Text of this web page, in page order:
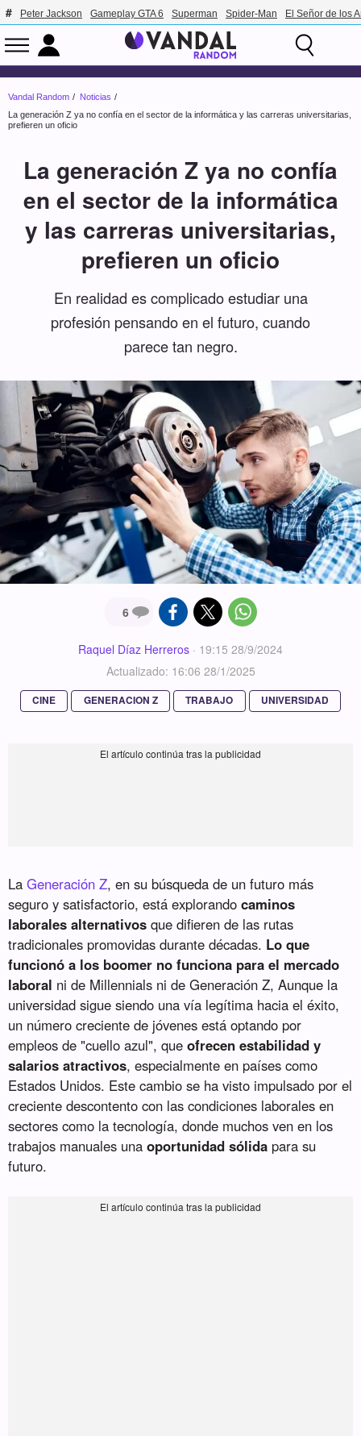
Peter Jackson Gameplay GTA 6 Superman Spider-Man El Señor de los
Vandal Random
Noticias
La generación Z ya no confía en el sector de la informática y las carreras universitarias,
prefieren un oficio
La generación Z ya no confía
en el sector de la informática
y las carreras universitarias,
prefieren un oficio
En realidad es complicado estudiar una
profesión pensando en el futuro, cuando
parece tan negro.
6
Raquel Díaz Herreros · 19:15 28/9/2024
Actualizado: 16:06 28/1/2025
CINE GENERACION Z TRABAJO UNIVERSIDAD
LaGeneración Z, en su búsqueda de un futuro más
seguro y satisfactorio, está explorandocaminos
laborales alternativos que difieren de las rutas
tradicionales promovidas durante décadas. Lo que
funcionó a los boomer no funciona para el mercado
laboral ni de Millennials ni de Generación Z, Aunque la
universidad sigue siendo una vía legítima hacia el éxito,
un número creciente de jóvenes está optando por
empleos de "cuello azul", queofrecen estabilidad y
salarios atractivos, especialmente en países como
Estados Unidos. Este cambio se ha visto impulsado por el
creciente descontento con las condiciones laborales en
sectores como la tecnología, donde muchos ven en los
trabajos manuales unaoportunidad sólida para su
futuro.